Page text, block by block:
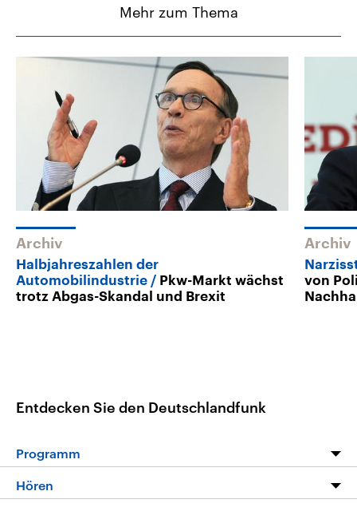
Mehr zum Thema
Archiv
Halbjahreszahlen der
Automobilindustrie
Pkw-Markt wächst
trotz Abgas-Skandal und Brexit
Archiv
von
Entdecken Sie den Deutschlandfunk
Programm
Programm
Hören